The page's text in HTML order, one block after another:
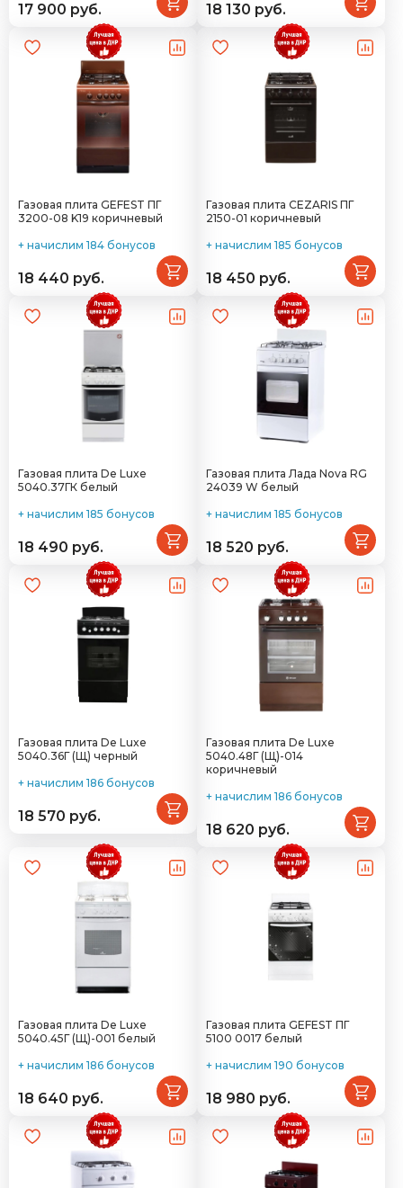
17 900 руб. 18 130 руб.
Газовая плита GEFEST ПГ
3200-08 K19 коричневый
+ начислим 184 бонусов
18 440 руб.
Газовая плита CEZARIS ПГ
2150-01 коричневый
+ начислим 185 бонусов
18 450 руб.
Газовая плита De Luxe
5040.37ГК белый
+ начислим 185 бонусов
18 490 руб.
Газовая плита Лада Nova RG
24039 W белый
+ начислим 185 бонусов
18 520 руб.
Газовая плита De Luxe
5040.36Г (Щ) черный
+ начислим 186 бонусов
18 570 руб.
Газовая плита De Luxe
5040.48Г (Щ)-014
коричневый
+ начислим 186 бонусов
18 620 руб.
Газовая плита De Luxe
5040.45Г (Щ)-001 белый
+ начислим 186 бонусов
18 640 руб.
Газовая плита GEFEST ПГ
5100 0017 белый
+ начислим 190 бонусов
18 980 руб.